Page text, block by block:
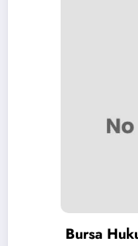
Bursa